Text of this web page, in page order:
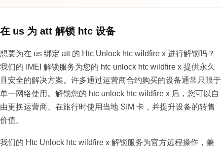
在 us 为 att 解锁 htc 设备
想要为在 us 绑定 att 的 Htc Unlock htc wildfire x 进行解锁吗？
我们的 IMEI 解锁服务为您的 htc unlock htc wildfire x 提供永久
且安全的解决方案。许多通过运营商合约购买的设备通常只限于
单一网络使用。解锁您的 htc unlock htc wildfire x 后，您可以自
由更换运营商、在旅行时使用当地 SIM 卡，并提升设备的转售
价值。
我们的 Htc Unlock htc wildfire x 解锁服务为官方远程操作，兼